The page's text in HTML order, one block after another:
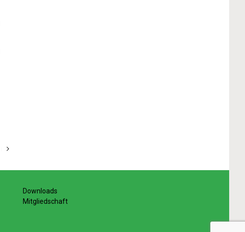
Downloads
Mitgliedschaft